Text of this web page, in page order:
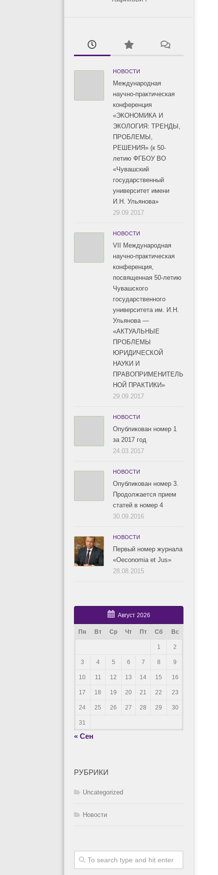
НОВОСТИ
Международная
научно-практическая
конференция
«ЭКОНОМИКА И
ЭКОЛОГИЯ: ТРЕНДЫ,
ПРОБЛЕМЫ,
РЕШЕНИЯ» (к 50-
летию ФГБОУ ВО
«Чувашский
государственный
университет имени
И.Н. Ульянова»
29.09.2017
НОВОСТИ
VII Международная
научно-практическая
конференция,
посвященная 50-летию
Чувашского
государственного
университета им. И.Н.
Ульянова —
«АКТУАЛЬНЫЕ
ПРОБЛЕМЫ
ЮРИДИЧЕСКОЙ
НАУКИ И
ПРАВОПРИМЕНИТЕЛЬ
НОЙ ПРАКТИКИ»
29.09.2017
НОВОСТИ
Опубликован номер 1
за 2017 год
24.03.2017
НОВОСТИ
Опубликован номер 3.
Продолжается прием
статей в номер 4
30.09.2016
НОВОСТИ
Первый номер журнала
«Oeconomia et Jus»
28.08.2015
Август 2026
Пн Вт Ср Чт Пт Сб Вс
1 2
3 4 5 6 7 8 9
10 11 12 13 14 15 16
17 18 19 20 21 22 23
24 25 26 27 28 29 30
31
« Сен
РУБРИКИ
Uncategorized
Новости